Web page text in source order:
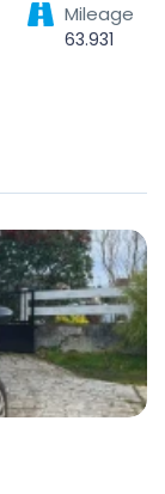
Mileage
63.931